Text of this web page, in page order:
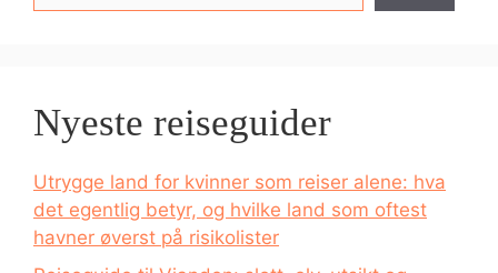
Nyeste reiseguider
Utrygge land for kvinner som reiser alene: hva
det egentlig betyr, og hvilke land som oftest
havner øverst på risikolister